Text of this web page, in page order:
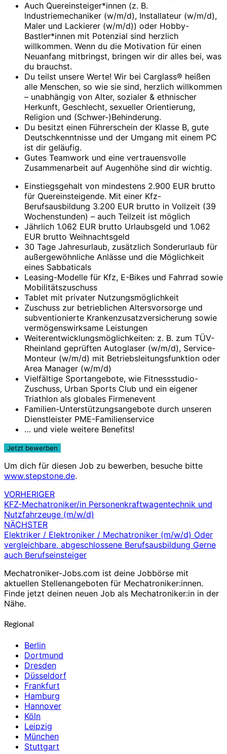
Auch Quereinsteiger*innen (z. B.
Industriemechaniker (w/m/d), Installateur (w/m/d),
Maler und Lackierer (w/m/d)) oder Hobby-
Bastler*innen mit Potenzial sind herzlich
willkommen. Wenn du die Motivation für einen
Neuanfang mitbringst, bringen wir dir alles bei, was
du brauchst.
Du teilst unsere Werte! Wir bei Carglass® heißen
alle Menschen, so wie sie sind, herzlich willkommen
– unabhängig von Alter, sozialer & ethnischer
Herkunft, Geschlecht, sexueller Orientierung,
Religion und (Schwer-)Behinderung.
Du besitzt einen Führerschein der Klasse B, gute
Deutschkenntnisse und der Umgang mit einem PC
ist dir geläufig.
Gutes Teamwork und eine vertrauensvolle
Zusammenarbeit auf Augenhöhe sind dir wichtig.
Einstiegsgehalt von mindestens 2.900 EUR brutto
für Quereinsteigende. Mit einer Kfz-
Berufsausbildung 3.200 EUR brutto in Vollzeit (39
Wochenstunden) – auch Teilzeit ist möglich
Jährlich 1.062 EUR brutto Urlaubsgeld und 1.062
EUR brutto Weihnachtsgeld
30 Tage Jahresurlaub, zusätzlich Sonderurlaub für
außergewöhnliche Anlässe und die Möglichkeit
eines Sabbaticals
Leasing-Modelle für Kfz, E-Bikes und Fahrrad sowie
Mobilitätszuschuss
Tablet mit privater Nutzungsmöglichkeit
Zuschuss zur betrieblichen Altersvorsorge und
subventionierte Krankenzusatzversicherung sowie
vermögenswirksame Leistungen
Weiterentwicklungsmöglichkeiten: z. B. zum TÜV-
Rheinland geprüften Autoglaser (w/m/d), Service-
Monteur (w/m/d) mit Betriebsleitungsfunktion oder
Area Manager (w/m/d)
Vielfältige Sportangebote, wie Fitnessstudio-
Zuschuss, Urban Sports Club und ein eigener
Triathlon als globales Firmenevent
Familien-Unterstützungsangebote durch unseren
Dienstleister PME-Familienservice
… und viele weitere Benefits!
Um dich für diesen Job zu bewerben, besuche bitte
www.stepstone.de.
Beitragsnavigation
VORHERIGER
KFZ-Mechatroniker/in Personenkraftwagentechnik und
Nutzfahrzeuge (m/w/d)
NÄCHSTER
Elektriker / Elektroniker / Mechatroniker (m/w/d) Oder
vergleichbare, abgeschlossene Berufsausbildung Gerne
auch Berufseinsteiger
Mechatroniker-Jobs.com ist deine Jobbörse mit
aktuellen Stellenangeboten für Mechatroniker:innen.
Finde jetzt deinen neuen Job als Mechatroniker:in in der
Nähe.
Regional
Berlin
Dortmund
Dresden
Düsseldorf
Frankfurt
Hamburg
Hannover
Köln
Leipzig
München
Stuttgart